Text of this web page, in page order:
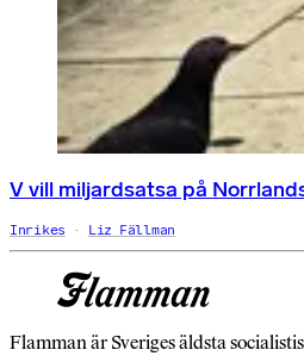
V vill miljardsatsa på
Inrikes Liz Fällman
Flamman är Sveriges äldsta